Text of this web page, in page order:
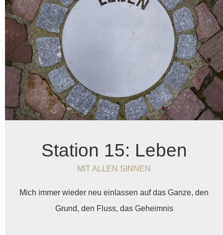
Station 15: Leben
MIT ALLEN SINNEN
Mich immer wieder neu einlassen auf das Ganze, den
Grund, den Fluss, das Geheimnis